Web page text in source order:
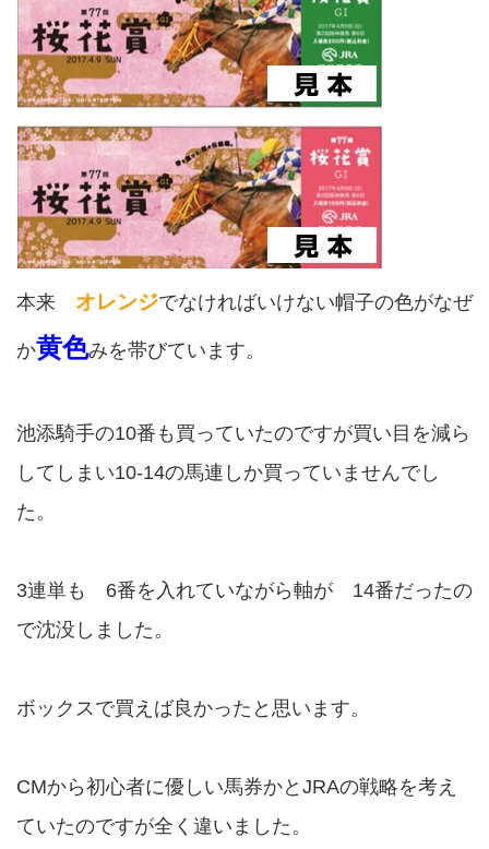
本来 オレンジでなければいけない帽子の色がなぜ
か黄色みを帯びています。
池添騎手の10番も買っていたのですが買い目を減ら
してしまい10-14の馬連しか買っていませんでし
た。
3連単も 6番を入れていながら軸が 14番だったの
で沈没しました。
ボックスで買えば良かったと思います。
CMから初心者に優しい馬券かとJRAの戦略を考え
ていたのですが全く違いました。